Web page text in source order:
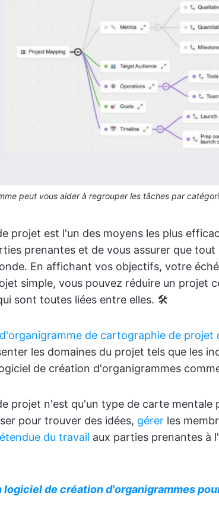
peut vous aider à regrouper les tâches par
projet est l'un des moyens les plus
prenantes et de vous assurer que
En affichant vos objectifs, votre
simple, vous pouvez réduire un projet
sont toutes liées entre elles. 🛠️
de cartographie de projet
les domaines du projet tels que les
de création d'organigrammes
projet n'est qu'un type de carte mentale
pour trouver des idées, gérer les
du travail aux parties prenantes à
logiciel de création d'organigrammes